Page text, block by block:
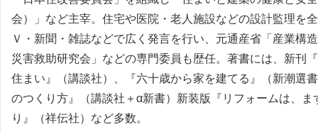
会）」など主宰。住宅や医院・老人施設などの設計監理を
Ｖ・新聞・雑誌などで広く発言を行い、元通産省「産業構
災害救助研究会」などの専門委員も歴任。著書には、新刊
住まい』（講談社）、『六十歳から家を建てる』（新潮選
のつくり方』（講談社＋α新書）新装版『リフォームは、
り』（祥伝社）など多数。